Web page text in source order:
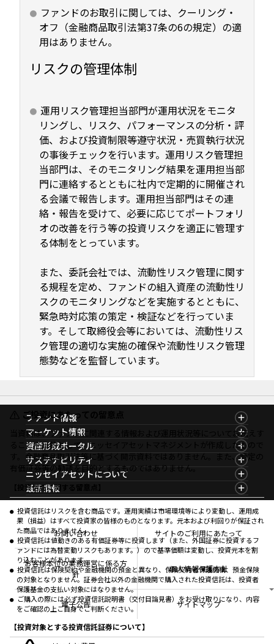
ファンドのお取引に関しては、クーリング・
オフ（金融商品取引法第37条の6の規定）の適
用はありません。
リスクの管理体制
運用リスク管理担当部門が運用状況をモニタ
リングし、リスク、パフォーマンスの分析・評
価、および投資制限等遵守状況・売買執行状況
の事後チェックを行います。運用リスク管理担
当部門は、そのモニタリング結果を運用担当部
門に連絡するとともに社内で定期的に開催され
る会議で報告します。運用担当部門はその連
絡・報告を受けて、必要に応じてポートフォリ
オの改善を行う等の投資リスクを適正に管理す
る体制をとっています。
また、委託会社では、流動性リスク管理に関す
る規程を定め、ファンドの組入資産の流動性リ
スクのモニタリングなどを実施するとともに、
緊急時対応策の策定・検証などを行っていま
す。そして取締役会等においては、流動性リス
ク管理の適切な実施の確保や流動性リスク管理
態勢などを監督しています。
ご投資にあたっての留意点
当資料は、ファンドに関連する情報および運用状況等についてお伝えす
ることを目的として、ニッセイアセットマネジメントが作成したもので
す。金融商品取引法等に基づく開示資料ではありません。また、特定の
有価証券等の勧誘を目的とするものではありません。
【投資信託に関する留意点】
投資信託はリスクを含む商品です。運用実績は市場環境等により変動し、運用成
果（損益）はすべて投資家の皆様のものとなります。元本および利回りが保証され
た商品ではありません。
投資信託は値動きのある有価証券等に投資します（また、外国証券に投資するフ
ァンドには為替変動リスクもあります。）ので基準価額は変動し、投資元本を割
り込むことがあります。
投資信託は保険契約や金融機関の預金と異なり、保険契約者保護機構、預金保険
の対象となりません。証券会社以外の金融機関で購入された投資信託は、投資者
保護基金の支払い対象にはなりません。
ご購入の際には必ず投資信託説明書（交付目論見書）をお受け取りになり、内容
をご確認の上ご自身でご判断ください。
【投資対象とする投資信託証券について】
ファンド情報
ファンド情報TOP
基準価額一覧
ファンド検索
ファンド比較
決算カレンダー
海外休日カレンダー
投資信託新商品のご案内
投資信託償還商品のご案内
ちょこっと3分！ファンドシアター
有価証券届出書の効力の発生の有無について
こだわりのインデックスファンド 購入・換金手数料
なしシリーズ
確定拠出年金について
マーケット情報
マーケット情報TOP
マーケット指数
マーケットレポート
コラム
ファンドレポート
資産形成ポータル
資産形成ポータルTOP
資産形成サービス
Nダイレクト
Goal Navi
資産形成サポート
NAMシティ
お問い合わせ
よくあるご質問
投資の教室
サステナビリティ
サステナビリティTOP
サステナビリティ経営
サステナブル投資
ニッセイアセットについて
ニッセイアセットについてTOP
会社情報
プレスリリース
受賞歴
方針・その他開示情報
採用情報
公式キャラクターのご紹介
最新情報
マーケットニュース
商品ニュース
おしらせ
メディアお問い合わせ サイトのご利用にあたって
お客様本位の業務運営に係る方
針
個人情報保護方針
電子公告 サイトマップ